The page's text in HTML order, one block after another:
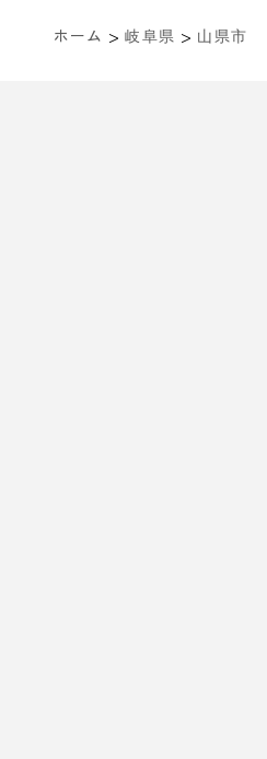
ホーム > 岐阜県 > 山県市